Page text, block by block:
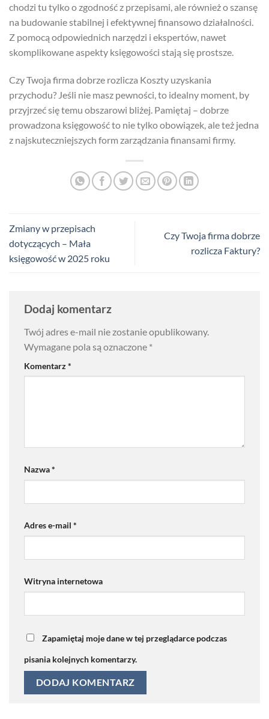
chodzi tu tylko o zgodność z przepisami, ale również o szansę
na budowanie stabilnej i efektywnej finansowo działalności.
Z pomocą odpowiednich narzędzi i ekspertów, nawet
skomplikowane aspekty księgowości stają się prostsze.
Czy Twoja firma dobrze rozlicza Koszty uzyskania
przychodu? Jeśli nie masz pewności, to idealny moment, by
przyjrzeć się temu obszarowi bliżej. Pamiętaj – dobrze
prowadzona księgowość to nie tylko obowiązek, ale też jedna
z najskuteczniejszych form zarządzania finansami firmy.
Zmiany w przepisach
dotyczących – Mała
księgowość w 2025 roku
Czy Twoja firma dobrze
rozlicza Faktury?
Dodaj komentarz
Twój adres e-mail nie zostanie opublikowany.
Wymagane pola są oznaczone *
Komentarz*
Nazwa*
Adres e-mail *
Witryna internetowa
Zapamiętaj moje dane w tej przeglądarce podczas
pisania kolejnych komentarzy.